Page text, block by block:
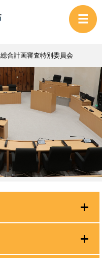
総合計画審査特別委員会